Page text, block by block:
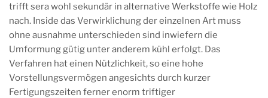
trifft sera wohl sekundär in alternative Werkstoffe wie Holz
nach. Inside das Verwirklichung der einzelnen Art muss
ohne ausnahme unterschieden sind inwiefern die
Umformung gütig unter anderem kühl erfolgt. Das
Verfahren hat einen Nützlichkeit, so eine hohe
Vorstellungsvermögen angesichts durch kurzer
Fertigungszeiten ferner enorm triftiger